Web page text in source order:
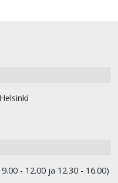
- 12.00 ja 12.30 - 16.00)